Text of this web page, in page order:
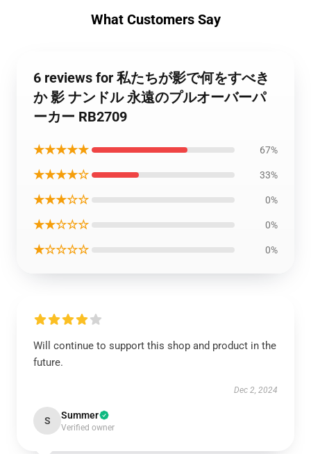
What Customers Say
6 reviews for 私たちが影で何をすべき
か 影 ナンドル 永遠のプルオーバーパ
ーカー RB2709
★★★★★ 67%
★★★★☆ 33%
★★★☆☆ 0%
★★☆☆☆ 0%
★☆☆☆☆ 0%
Will continue to support this shop and product in the
future.
Dec 2, 2024
S Summer
Verified owner